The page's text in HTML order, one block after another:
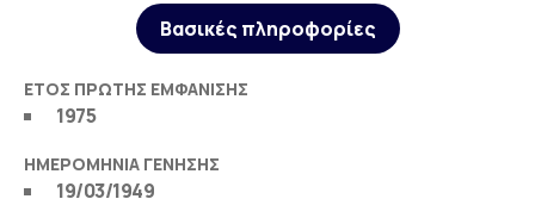
Βασικές πληροφορίες
ΈΤΟΣ ΠΡΏΤΗΣ ΕΜΦΆΝΙΣΗΣ
1975
ΗΜΕΡΟΜΗΝΊΑ ΓΈΝΗΣΗΣ
19/03/1949